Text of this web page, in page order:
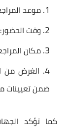
موعد
وقت الحضور:
مكان
الغرض من
ضمن تعيينات
كما تؤكد